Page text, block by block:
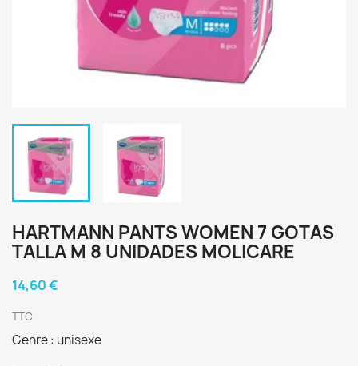
HARTMANN PANTS WOMEN 7 GOTAS
TALLA M 8 UNIDADES MOLICARE
14,60 €
TTC
Genre : unisexe